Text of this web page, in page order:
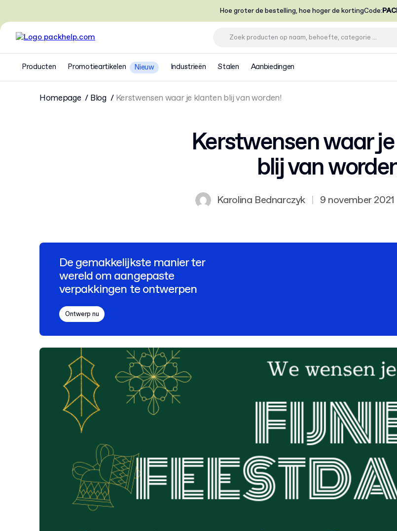
Hoe groter de bestelling, hoe hoger de kortingCode:
Producten Promotieartikelen Nieuw Industrieën Stalen Aanbiedingen
Homepage Blog Kerstwensen waar je klanten blij van worden!
Kerstwensen waar
blij van
Karolina Bednarczyk | 9 november 2021
De gemakkelijkste manier ter
wereld om aangepaste
verpakkingen te ontwerpen
Ontwerp nu